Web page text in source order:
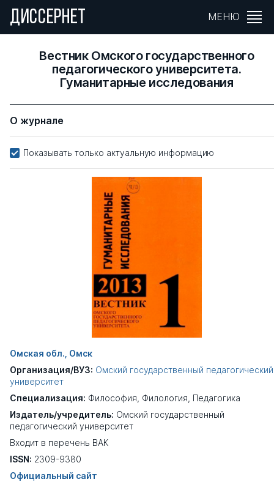
ДИССЕРНЕТ МЕНЮ
Вестник Омского государственного
педагогического университета.
Гуманитарные исследования
О журнале
Показывать только актуальную информацию
Омская обл., Омск
Организация/ВУЗ: Омский государственный педагогический
университет
Специализация: Философия, Филология, Педагогика
Издатель/учредитель: Омский государственный
педагогический университет
Входит в перечень ВАК
ISSN: 2309-9380
Официальный сайт